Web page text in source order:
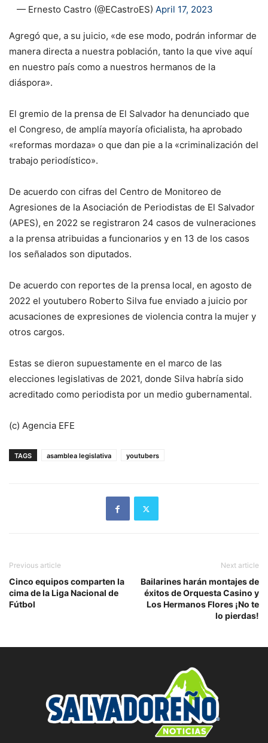
— Ernesto Castro (@ECastroES) April 17, 2023
Agregó que, a su juicio, «de ese modo, podrán informar de
manera directa a nuestra población, tanto la que vive aquí
en nuestro país como a nuestros hermanos de la
diáspora».
El gremio de la prensa de El Salvador ha denunciado que
el Congreso, de amplía mayoría oficialista, ha aprobado
«reformas mordaza» o que dan pie a la «criminalización del
trabajo periodístico».
De acuerdo con cifras del Centro de Monitoreo de
Agresiones de la Asociación de Periodistas de El Salvador
(APES), en 2022 se registraron 24 casos de vulneraciones
a la prensa atribuidas a funcionarios y en 13 de los casos
los señalados son diputados.
De acuerdo con reportes de la prensa local, en agosto de
2022 el youtubero Roberto Silva fue enviado a juicio por
acusaciones de expresiones de violencia contra la mujer y
otros cargos.
Estas se dieron supuestamente en el marco de las
elecciones legislativas de 2021, donde Silva habría sido
acreditado como periodista por un medio gubernamental.
(c) Agencia EFE
TAGS asamblea legislativa youtubers
Previous article
Cinco equipos comparten la
cima de la Liga Nacional de
Fútbol
Next article
Bailarines harán montajes de
éxitos de Orquesta Casino y
Los Hermanos Flores ¡No te
lo pierdas!